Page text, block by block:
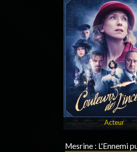
Acteur
Mesrine : L'Ennemi